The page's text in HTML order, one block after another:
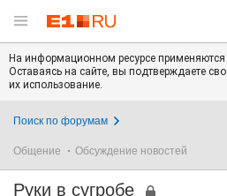
На информационном ресурсе
Оставаясь на сайте, вы подтверждаете
их использование.
Поиск по форумам
Общение Обсуждение новостей
Руки в сугробе